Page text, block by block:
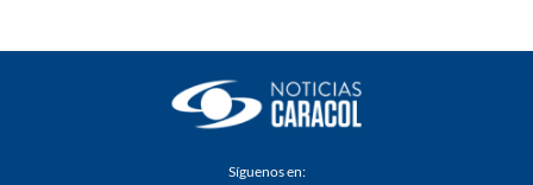
Síguenos en: